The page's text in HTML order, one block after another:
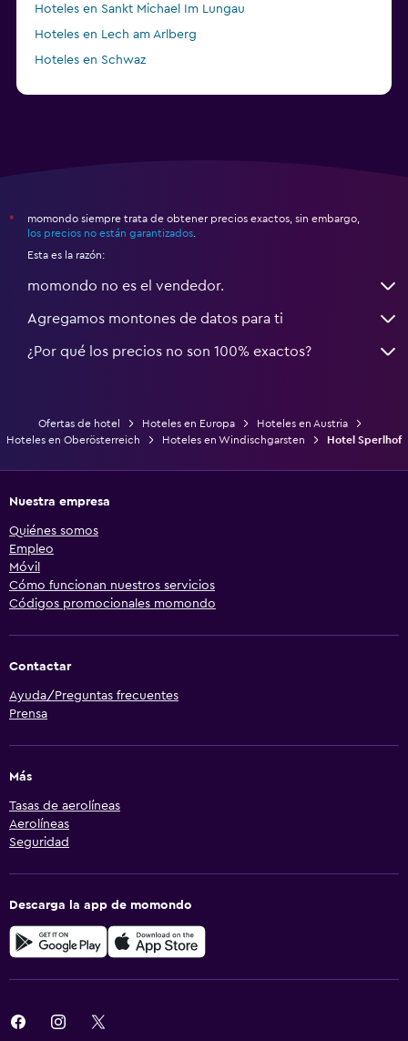
Hoteles en Sankt Michael Im Lungau
Hoteles en Lech am Arlberg
Hoteles en Schwaz
*
momondo siempre trata de obtener precios exactos, sin embargo,
los precios no están garantizados
Esta es la razón:
momondo no es el vendedor.
Agregamos montones de datos para ti
¿Por qué los precios no son 100% exactos?
Ofertas de hotel Hoteles en Europa
Hoteles en Austria
Hoteles en Oberösterreich
Hoteles en Windischgarsten Hotel Sperlhof
Nuestra empresa
Quiénes somos
Empleo
Móvil
Cómo funcionan nuestros servicios
Códigos promocionales momondo
Contactar
Ayuda/Preguntas frecuentes
Prensa
Más
Tasas de aerolíneas
Aerolíneas
Seguridad
Descarga la app de momondo